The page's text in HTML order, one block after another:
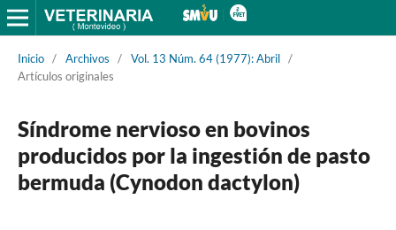
Inicio / Archivos / Vol. 13 Núm. 64 (1977): Abril /
Artículos originales
Síndrome nervioso en bovinos
producidos por la ingestión de pasto
bermuda (Cynodon dactylon)